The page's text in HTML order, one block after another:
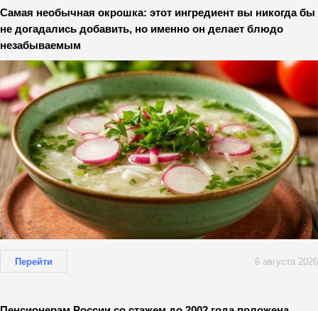
Самая необычная окрошка: этот ингредиент вы никогда бы
не догадались добавить, но именно он делает блюдо
незабываемым
Перейти 6 августа 2026